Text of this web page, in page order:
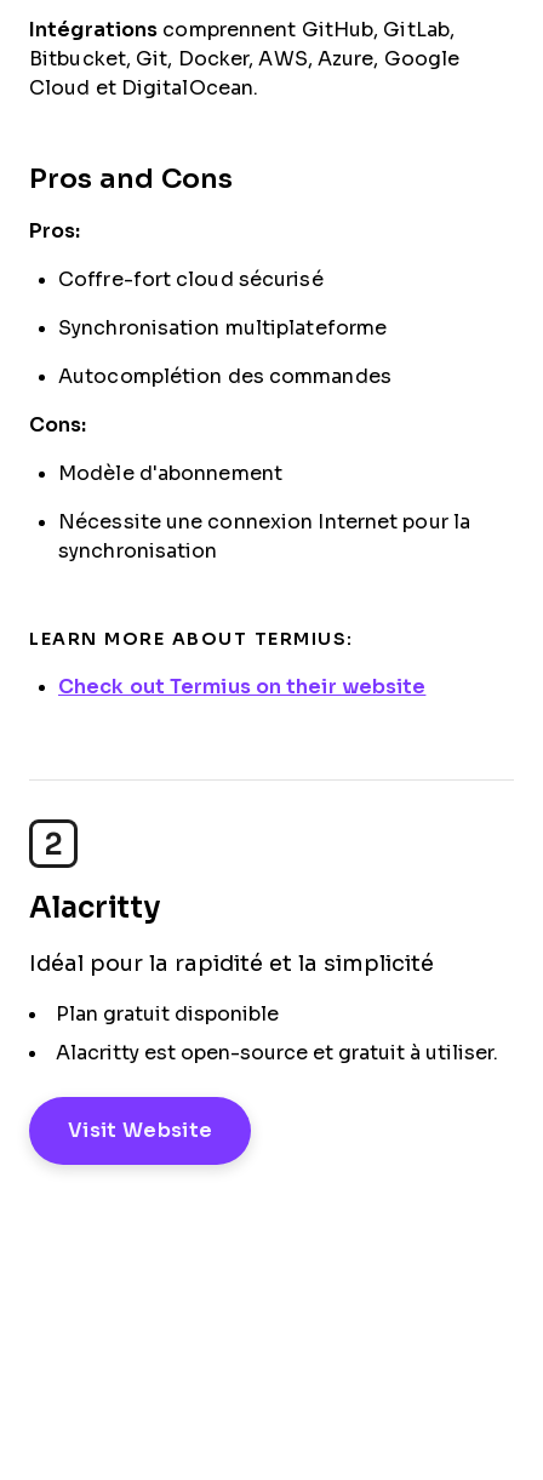
Intégrations comprennent GitHub, GitLab,
Bitbucket, Git, Docker, AWS, Azure, Google
Cloud et DigitalOcean.
Pros and Cons
Pros:
Coffre-fort cloud sécurisé
Synchronisation multiplateforme
Autocomplétion des commandes
Cons:
Modèle d'abonnement
Nécessite une connexion Internet pour la
synchronisation
LEARN MORE ABOUT TERMIUS:
Check out Termius on their website
2
Alacritty
Idéal pour la rapidité et la simplicité
Plan gratuit disponible
Alacritty est open-source et gratuit à utiliser.
Visit Website